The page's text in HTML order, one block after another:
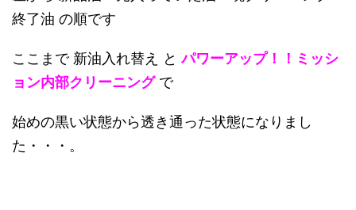
終了油 の順です
ここまで 新油入れ替え とパワーアップ！！ミッシ
ョン内部クリーニング で
始めの黒い状態から透き通った状態になりまし
た・・・。